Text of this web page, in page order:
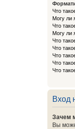
Что
Могу ли
Что
Могу ли
Что
Что
Что
Что
Что
Вход
Зачем
Вы